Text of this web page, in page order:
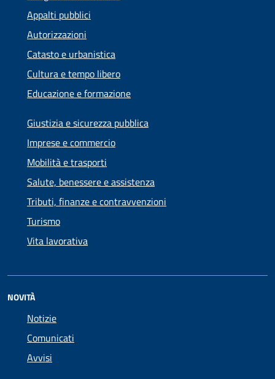
Appalti pubblici
Autorizzazioni
Catasto e urbanistica
Cultura e tempo libero
Educazione e formazione
Giustizia e sicurezza pubblica
Imprese e commercio
Mobilità e trasporti
Salute, benessere e assistenza
Tributi, finanze e contravvenzioni
Turismo
Vita lavorativa
NOVITÀ
Notizie
Comunicati
Avvisi